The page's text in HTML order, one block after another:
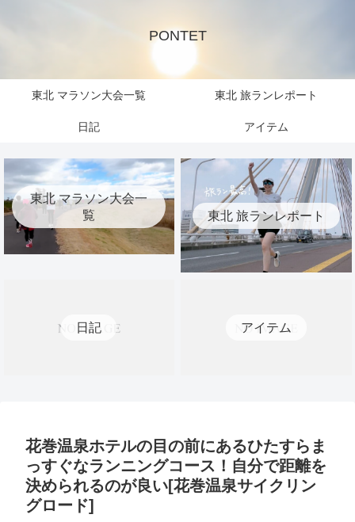
PONTET
東北 マラソン大会一覧 東北 旅ランレポート
日記 アイテム
東北 マラソン大会一
覧
東北 旅ランレポート
日記 アイテム
花巻温泉ホテルの目の前にあるひたすらま
っすぐなランニングコース！自分で距離を
決められるのが良い[花巻温泉サイクリン
グロード]